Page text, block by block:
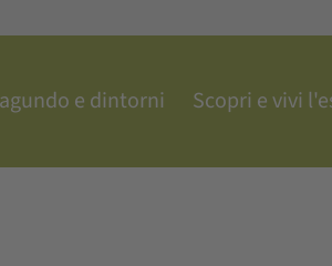
e dintorni Scopri e vivi